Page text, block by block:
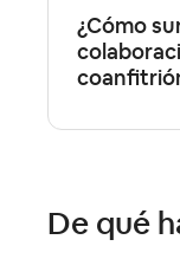
¿Cómo
De qué